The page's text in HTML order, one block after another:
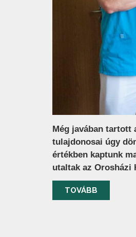
Még javában
tulajdonosai úgy
értékben kaptunk
utaltak az Orosházi
TOVÁBB